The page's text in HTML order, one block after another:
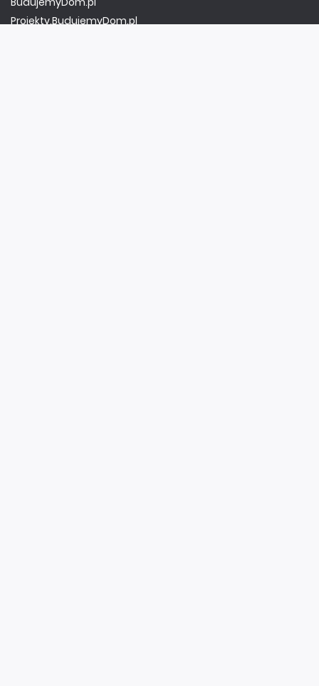
Projekty.BudujemyDom.pl